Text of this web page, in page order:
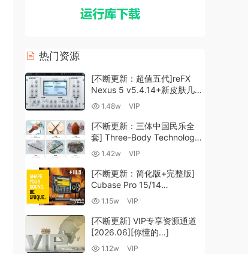
热门资源
[不断更新：超值五代]reFX
Nexus 5 v5.4.14+新皮肤几十
套+原厂+全套扩展+教程
1.48w VIP
[不断更新：三体中国民乐全
套] Three-Body Technology-
R2R [WiN, MacOSX]
1.42w VIP
[不断更新：简化版+完整版]
Cubase Pro 15/14
VR/R2R/U2B+原厂音源+插件
MacOSX]（704.0MB+）
1.15w VIP
[不断更新] VIP专享资源通道
[2026.06][你懂的…]
1.12w VIP